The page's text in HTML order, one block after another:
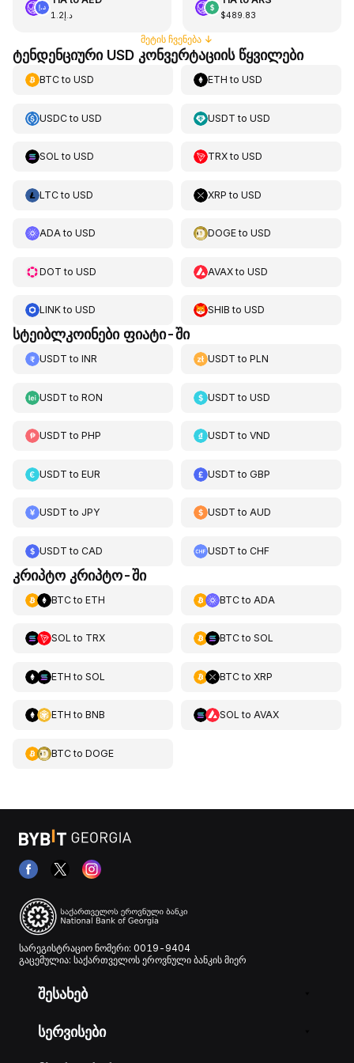
د.إ1.2 $489.83
მეტის ჩვენება ↓
ტენდენციური USD კონვერტაციის წყვილები
BTCto USD ETH toUSD
USDCto USD USDT toUSD
SOL to USD TRXtoUSD
LTCto USD XRP toUSD
ADAto USD DOGEtoUSD
DOT to USD AVAXtoUSD
LINKto USD SHIB toUSD
სტეიბლკოინები ფიატი-ში
USDT to INR USDT toPLN
USDT to RON USDT toUSD
USDT to PHP USDT toVND
USDT to EUR USDT toGBP
USDT to JPY USDT toAUD
USDT to CAD USDT toCHF
კრიპტო კრიპტო-ში
BTCto ETH BTCto ADA
SOL to TRX BTCto SOL
ETH to SOL BTCto XRP
ETH to BNB SOL to AVAX
BTCto DOGE
სარეგისტრაციო ნომერი: 0019-9404
გაცემულია: საქართველოს ეროვნული ბანკის მიერ
შესახებ
სერვისები